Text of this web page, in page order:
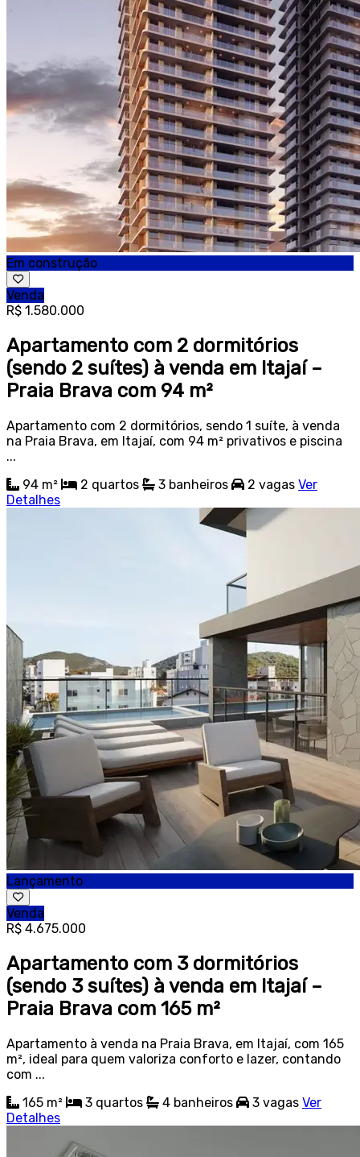
Em construção
Venda
R$ 1.580.000
Apartamento com 2 dormitórios
(sendo 2 suítes) à venda em Itajaí –
Praia Brava com 94 m²
Apartamento com 2 dormitórios, sendo 1 suíte, à venda
na Praia Brava, em Itajaí, com 94 m² privativos e piscina
...
94 m²
2 quartos 3 banheiros 2 vagas Ver
Detalhes
Lançamento
Venda
R$ 4.675.000
Apartamento com 3 dormitórios
(sendo 3 suítes) à venda em Itajaí –
Praia Brava com 165 m²
Apartamento à venda na Praia Brava, em Itajaí, com 165
m², ideal para quem valoriza conforto e lazer, contando
com ...
165 m²
3 quartos 4 banheiros 3 vagas Ver
Detalhes